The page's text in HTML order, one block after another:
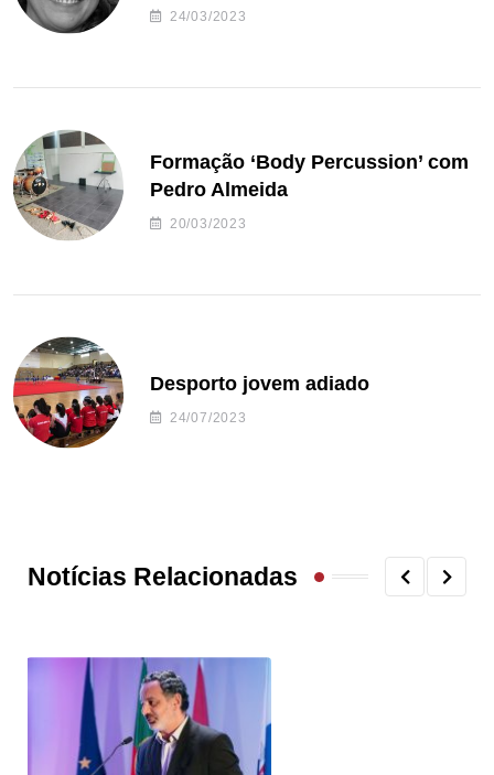
24/03/2023
Formação ‘Body Percussion’ com
Pedro Almeida
20/03/2023
Desporto jovem adiado
24/07/2023
Notícias Relacionadas